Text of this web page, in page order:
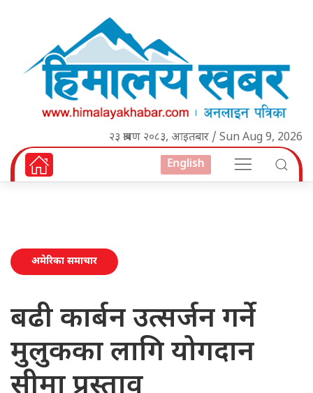
२३ श्रावण २०८३, आइतबार / Sun Aug 9, 2026
English
अमेरिका समाचार
बढी कार्बन उत्सर्जन गर्ने
मुलुकका लागि योगदान